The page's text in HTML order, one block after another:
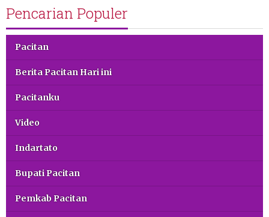
Pencarian Populer
Pacitan
Berita Pacitan Hari ini
Pacitanku
Video
Indartato
Bupati Pacitan
Pemkab Pacitan